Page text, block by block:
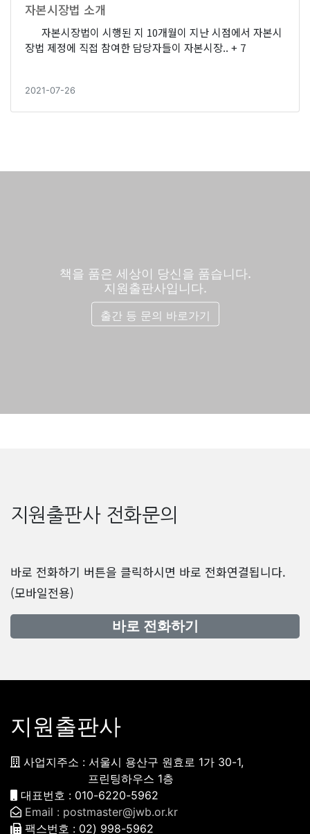
자본시장법 소개
자본시장법이 시행된 지 10개월이 지난 시점에서 자본시
장법 제정에 직접 참여한 담당자들이 자본시장.. + 7
2021-07-26
책을 품은 세상이 당신을 품습니다.
지원출판사입니다.
출간 등 문의 바로가기
지원출판사 전화문의
바로 전화하기 버튼을 클릭하시면 바로 전화연결됩니다.
(모바일전용)
바로 전화하기
지원출판사
사업지주소 : 서울시 용산구 원효로 1가 30-1,
프린팅하우스 1층
대표번호 : 010-6220-5962
Email : postmaster@jwb.or.kr
팩스번호 : 02) 998-5962